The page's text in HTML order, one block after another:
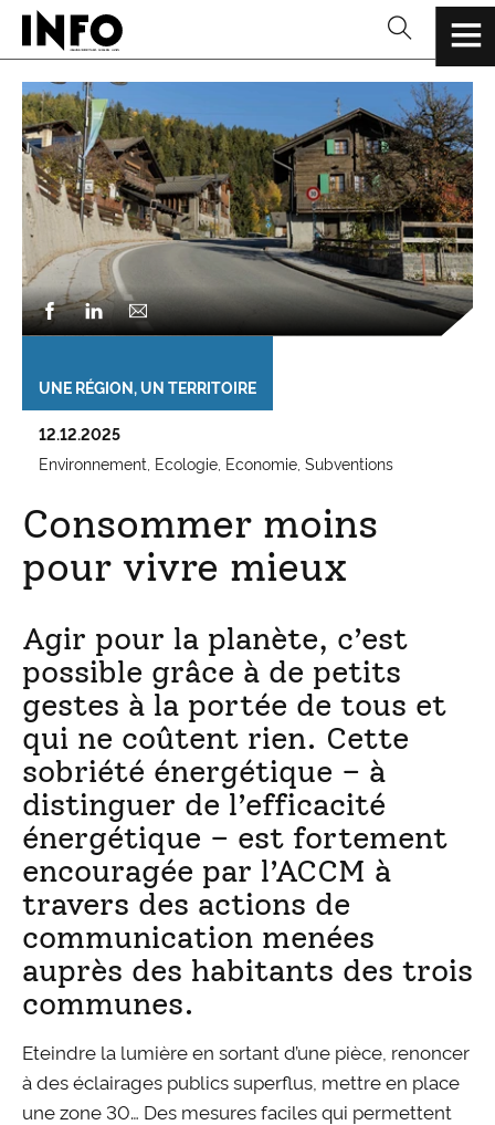
UNE RÉGION, UN TERRITOIRE
12.12.2025
Environnement Ecologie Economie Subventions
Consommer moins
pour vivre mieux
Agir pour la planète, c’est
possible grâce à de petits
gestes à la portée de tous et
qui ne coûtent rien. Cette
sobriété énergétique – à
distinguer de l’efficacité
énergétique – est fortement
encouragée par l’ACCM à
travers des actions de
communication menées
auprès des habitants des trois
communes.
Eteindre la lumière en sortant d’une pièce, renoncer
à des éclairages publics superflus, mettre en place
une zone 30… Des mesures faciles qui permettent